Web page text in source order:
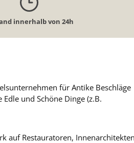
innerhalb von 24h
für Antike Beschläge
und Schöne Dinge (z.B.
auf Restauratoren,